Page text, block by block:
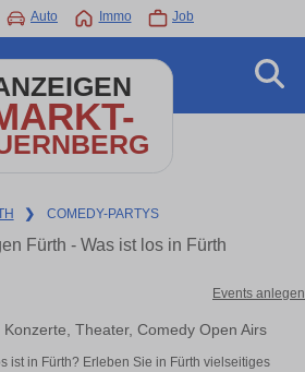
Auto Immo Job
❯ COMEDY-PARTYS
Fürth - Was ist los in Fürth
Events anlegen
Theater, Comedy Open Airs
ist in Fürth? Erleben Sie in Fürth vielseitiges